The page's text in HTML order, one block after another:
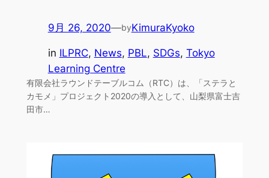
9月 26, 2020—byKimuraKyoko
in ILPRC, News, PBL, SDGs, Tokyo
Learning Centre
有限会社ラウンドテーブルコム（RTC）は、「ステラと
カモメ」プロジェクト2020の導入として、山梨県富士吉
田市…